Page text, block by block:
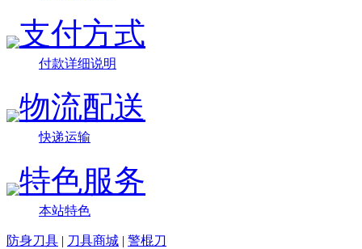
支付方式
付款详细说明
物流配送
快递运输
特色服务
本站特色
防身刀具 | 刀具商城 | 警棍刀